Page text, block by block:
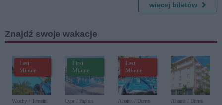
więcej biletów
Znajdź swoje wakacje
Last
Minute
Włochy / Terrasini
First
Minute
Cypr / Paphos
Last
Minute
Albania / Durres Albania / Durres